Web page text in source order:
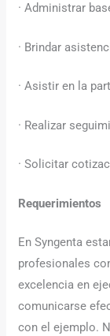
· Administrar
· Brindar
· Asistir en la
· Realizar
· Solicitar
Requerimientos
En Syngenta
profesionales
excelencia en
comunicarse
con el ejemplo.